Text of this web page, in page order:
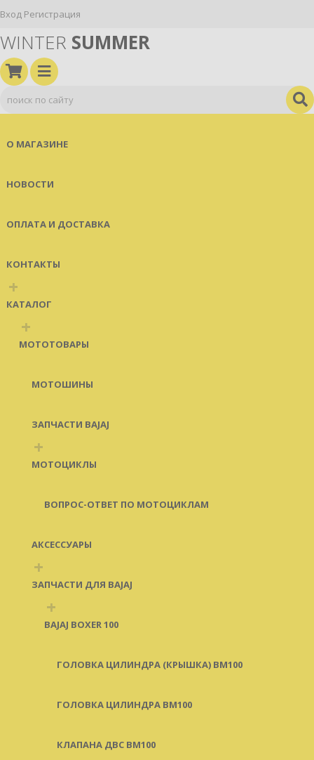
Вход Регистрация
WINTER SUMMER
О МАГАЗИНЕ
НОВОСТИ
ОПЛАТА И ДОСТАВКА
КОНТАКТЫ
+
КАТАЛОГ
+
МОТОТОВАРЫ
МОТОШИНЫ
ЗАПЧАСТИ BAJAJ
+
МОТОЦИКЛЫ
ВОПРОС-ОТВЕТ ПО МОТОЦИКЛАМ
АКСЕССУАРЫ
+
ЗАПЧАСТИ ДЛЯ BAJAJ
+
BAJAJ BOXER 100
ГОЛОВКА ЦИЛИНДРА (КРЫШКА) BM100
ГОЛОВКА ЦИЛИНДРА BM100
КЛАПАНА ДВС BM100